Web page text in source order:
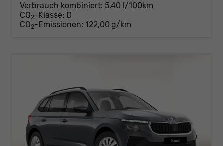
Verbrauch kombiniert: 5,40 l/100km
CO2-Klasse: D
CO2-Emissionen: 122,00 g/km